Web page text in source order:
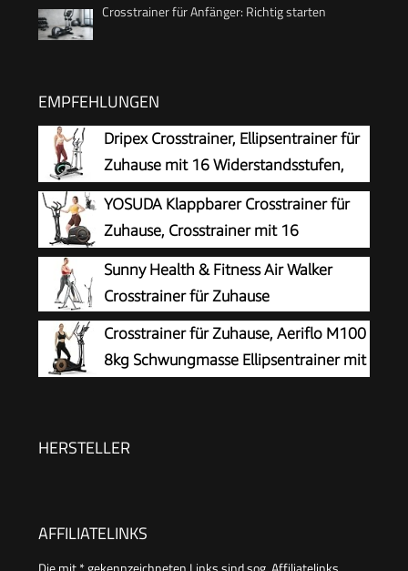
Crosstrainer für Anfänger: Richtig starten
EMPFEHLUNGEN
Dripex Crosstrainer, Ellipsentrainer für
Zuhause mit 16 Widerstandsstufen,
leiser und sanfter magnetischer
Crosstrainer mit 6 kg Schwungrad, LCD-Monitor
und Pulsmessung
YOSUDA ​​Klappbarer Crosstrainer für
Zuhause, Crosstrainer mit 16
Widerstandsstufen, Ultraleiser für
Cardio, LCD-Display & Transportrollen
Sunny Health & Fitness Air Walker
Crosstrainer für Zuhause
Crosstrainer für Zuhause, Aeriflo M100
8kg Schwungmasse Ellipsentrainer mit
Vormontiert, bis 150kg Belastbarkeit
HERSTELLER
AFFILIATELINKS